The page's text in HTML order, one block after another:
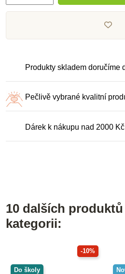
Produkty skladem doručíme
Pečlivě vybrané kvalitní
Dárek k nákupu nad 2000 Kč
10 dalších
kategorii:
-10%
Do školy